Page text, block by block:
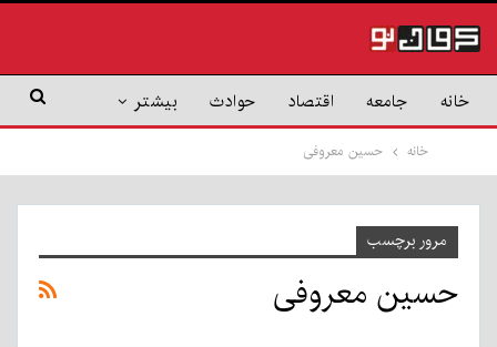
خانه جامعه اقتصاد حوادث بیشتر
خانه حسین معروفی
مرور برچسب
حسین معروفی